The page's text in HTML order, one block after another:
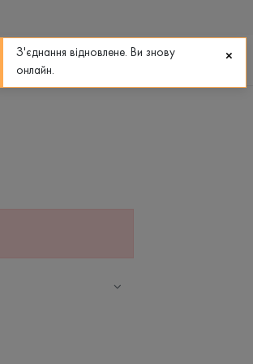
0
З'єднання відновлене. Ви знову
онлайн.